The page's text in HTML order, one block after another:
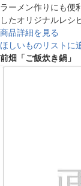
ラーメン作りにも便
したオリジナルレシ
商品詳細を見る
ほしいものリストに
前畑「ご飯炊き鍋」